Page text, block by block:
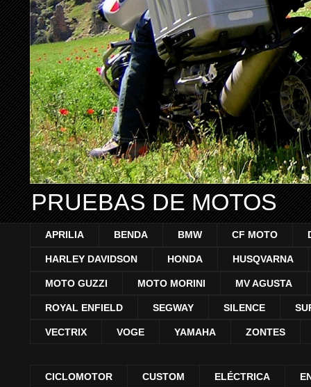
PRUEBAS DE MOTOS
APRILIA BENDA BMW CF MOTO
HARLEY DAVIDSON HONDA HUSQVARNA
MOTO GUZZI MOTO MORINI MV AGUSTA
ROYAL ENFIELD SEGWAY SILENCE
VECTRIX VOGE YAMAHA ZONTES
CICLOMOTOR CUSTOM ELÉCTRICA